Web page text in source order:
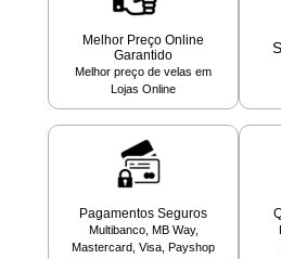
Melhor Preço Online
Garantido
Melhor preço de velas em
Lojas Online
Pagamentos Seguros
Multibanco, MB Way,
Mastercard, Visa, Payshop